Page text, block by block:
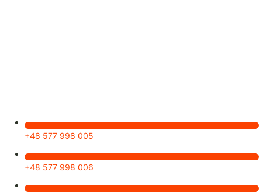
+48 577 998 005
+48 577 998 006